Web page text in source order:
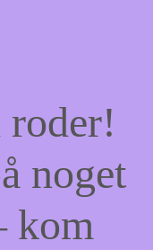
noget
kom